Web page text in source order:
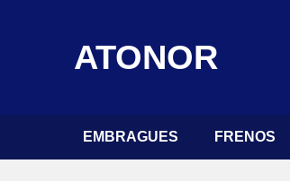
ATONOR
EMBRAGUES FRENOS